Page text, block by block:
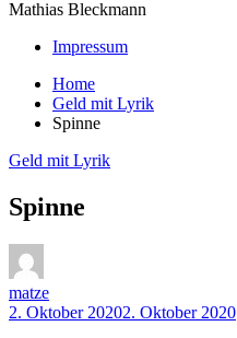
Mathias Bleckmann
Impressum
Home
Geld mit Lyrik
Spinne
Geld mit Lyrik
Spinne
matze
2. Oktober 20202. Oktober 2020